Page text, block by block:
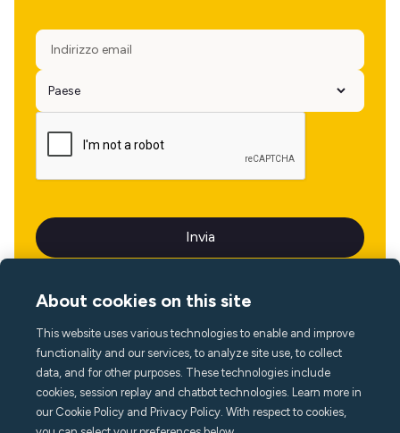
Lingua
About cookies on this site
This website uses various technologies to enable and improve
functionality and our services, to analyze site use, to collect
data, and for other purposes. These technologies include
cookies, session replay and chatbot technologies. Learn more in
our Cookie Policy and Privacy Policy. With respect to cookies,